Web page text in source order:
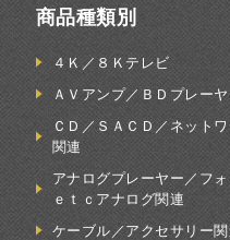
商品種類別
４Ｋ／８Ｋテレビ
ＡＶアンプ／ＢＤプレー
ＣＤ／ＳＡＣＤ／ネット
関連
アナログプレーヤー／フ
ｅｔｃアナログ関連
ケーブル／アクセサリー関